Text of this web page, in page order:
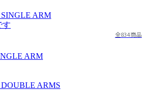
す
全834商品
ARM